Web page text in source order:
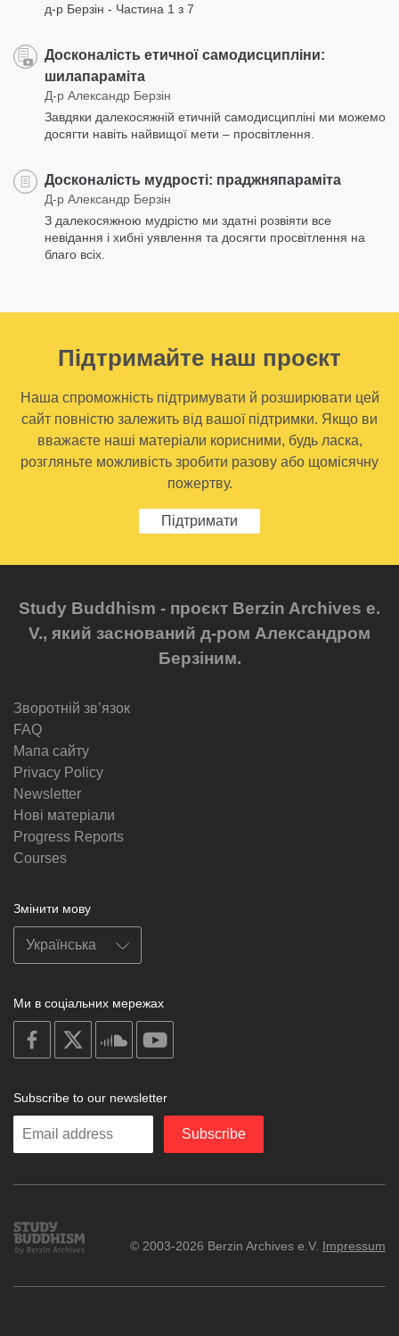
д-р Берзін - Частина 1 з 7
Досконалість етичної самодисципліни:
шилапараміта
Д-р Александр Берзін
Завдяки далекосяжній етичній самодисципліні ми можемо
досягти навіть найвищої мети – просвітлення.
Досконалість мудрості: праджняпараміта
Д-р Александр Берзін
З далекосяжною мудрістю ми здатні розвіяти все
невідання і хибні уявлення та досягти просвітлення на
благо всіх.
Підтримайте наш проєкт
Наша спроможність підтримувати й розширювати цей
сайт повністю залежить від вашої підтримки. Якщо ви
вважаєте наші матеріали корисними, будь ласка,
розгляньте можливість зробити разову або щомісячну
пожертву.
Підтримати
Study Buddhism - проєкт Berzin Archives e.
V., який заснований д-ром Александром
Берзіним.
Зворотній звʼязок
FAQ
Мапа сайту
Privacy Policy
Newsletter
Нові матеріали
Progress Reports
Courses
Змінити мову
Ми в соціальних мережах
on
facebook
soundcloud
Subscribe to our newsletter
Enter
Subscribe
Study
Buddhism
© 2003-2026 Berzin Archives e.V. Impressum